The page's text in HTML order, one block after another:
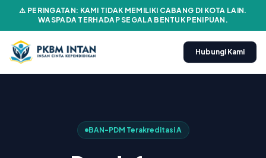
⚠️ PERINGATAN: KAMI TIDAK MEMILIKI CABANG DI KOTA LAIN.
WASPADA TERHADAP SEGALA BENTUK PENIPUAN.
Hubungi Kami
BAN-PDM Terakreditasi A